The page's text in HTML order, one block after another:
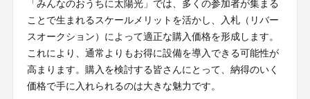
「みんなのおうちに太陽光」では、多くの参加者が集まる
ことで生まれるスケールメリットを活かし、入札（リバー
スオークション）によって適正な購入価格を形成します。
これにより、通常よりもお得に設備を導入できる可能性が
高まります。購入を検討する皆さんにとって、納得のいく
価格で手に入れられるのは大きな魅力です。